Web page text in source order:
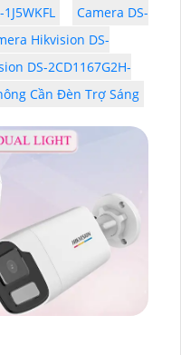
Camera DS-
Hikvision DS-
DS-2CD1167G2H-
Cần Đèn Trợ Sáng